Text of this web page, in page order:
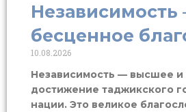
бесценное
10.08.2026
Независимость — высшее и
достижение таджикского
нации. Это великое